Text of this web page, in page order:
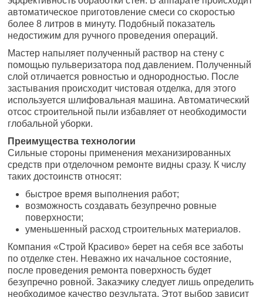
автоматическое приготовление смеси со скоростью
более 8 литров в минуту. Подобный показатель
недостижим для ручного проведения операций.
Мастер напыляет полученный раствор на стену с
помощью пульверизатора под давлением. Полученный
слой отличается ровностью и однородностью. После
застывания происходит чистовая отделка, для этого
используется шлифовальная машина. Автоматический
отсос строительной пыли избавляет от необходимости
глобальной уборки.
Преимущества технологии
Сильные стороны применения механизированных
средств при отделочном ремонте видны сразу. К числу
таких достоинств относят:
быстрое время выполнения работ;
возможность создавать безупречно ровные
поверхности;
уменьшенный расход строительных материалов.
Компания «Строй Красиво» берет на себя все заботы
по отделке стен. Неважно их начальное состояние,
после проведения ремонта поверхность будет
безупречно ровной. Заказчику следует лишь определить
необходимое качество результата. Этот выбор зависит